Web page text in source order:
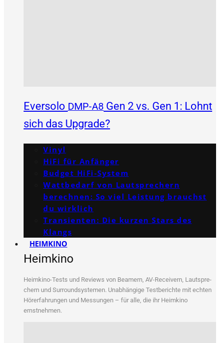
Eversolo DMP-A8 Gen 2 vs. Gen 1: Lohnt
sich das Upgrade?
Vinyl
HiFi für Anfänger
Budget HiFi-System
Wattbedarf von Lautsprechern
berechnen: So viel Leistung brauchst
du wirklich
Transienten: Die kurzen Stars des
Klangs
HEIMKINO
Heimkino
Heim­ki­no-Tests und Reviews von Bea­mern, AV-Recei­vern, Laut­spre­
chern und Sur­round­sys­te­men. Unab­hän­gi­ge Test­be­rich­te mit ech­ten
Hör­erfah­run­gen und Mes­sun­gen – für alle, die ihr Heim­ki­no
ernstnehmen.